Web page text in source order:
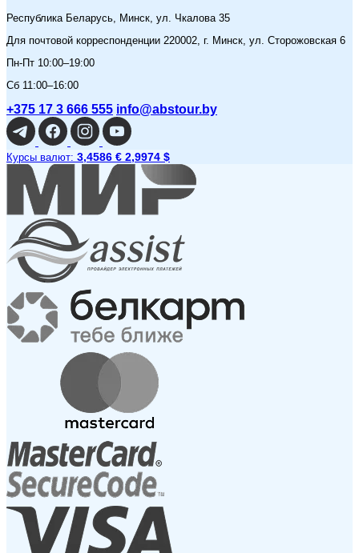
Республика Беларусь, Минск, ул. Чкалова 35
Для почтовой корреспонденции 220002, г. Минск, ул. Сторожовская 6
Пн-Пт 10:00–19:00
Сб 11:00–16:00
+375 17 3 666 555 info@abstour.by
Курсы валют: 3,4586 € 2,9974 $